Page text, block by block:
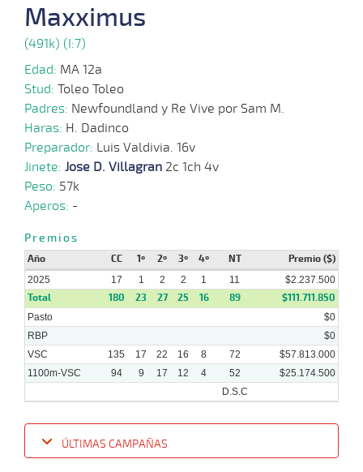
Maxximus
(491k) (I:7)
Edad: MA 12a
Stud: Toleo Toleo
Padres: Newfoundland y Re Vive por Sam M.
Haras: H. Dadinco
Preparador: Luis Valdivia. 16v
Jinete: Jose D. Villagran 2c 1ch 4v
Peso: 57k
Aperos: -
Premios
Año CC 1º 2º 3º 4º NT Premio ($)
2025 17 1 2 2 1 11 $2.237.500
Total 180 23 27 25 16 89 $111.711.850
Pasto
$0
RBP
$0
VSC
135 17 22 16 8 72
$57.813.000
1100m-VSC
94 9 17 12 4 52
$25.174.500
D.S.C
ÚLTIMAS CAMPAÑAS